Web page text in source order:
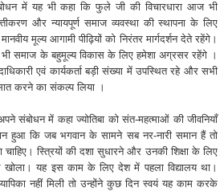
में यह भी कहा कि फुले जी की विचारधारा आज भी
और न्यायपूर्ण समाज व्यवस्था की स्थापना के लिए
मूल्य आगामी पीढ़ियों को निरंतर मार्गदर्शन देते रहेंगे।
समाज के बहुमूल्य विकास के लिए हमेशा अग्रसर रहेंगे ।
एवं कार्यकर्ता बड़ी संख्या में उपस्थित रहे और सभी
करने का संकल्प लिया ।
संबोधन में कहा ज्योतिबा को संत-महत्माओं की जीवनियाँ
हुआ कि जब भगवान के सामने सब नर-नारी समान हैं तो
स्त्रियों की दशा सुधारने और उनकी शिक्षा के लिए
यह इस काम के लिए देश में पहला विद्यालय था।
नहीं मिली तो उन्होंने कुछ दिन स्वयं यह काम करके